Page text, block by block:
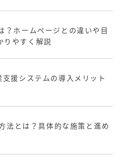
？ホームページとの違いや目
りやすく解説
支援システムの導入メリット
法とは？具体的な施策と進め